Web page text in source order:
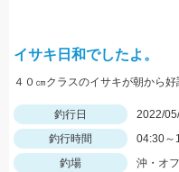
イサキ日和でしたよ。
４０㎝クラスのイサキが朝から好
釣行日
2022/
釣行時間
04:30～
釣場
沖・オ